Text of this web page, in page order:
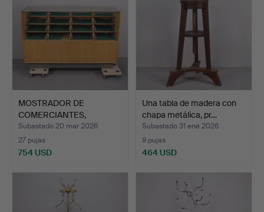
MOSTRADOR DE
COMERCIANTES,
NEGOCIOS O TIEN…
Subastado 20 mar 2026
27 pujas
754 USD
Una tabla de madera con
chapa metálica, pr…
Subastado 31 ene 2026
9 pujas
464 USD